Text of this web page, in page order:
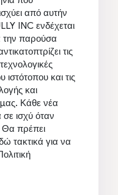
από αυτήν
INC ενδέχεται
την παρούσα
τις
ιστότοπου και τις
και
Κάθε νέα
σε ισχύ όταν
Θα πρέπει
τακτικά για να